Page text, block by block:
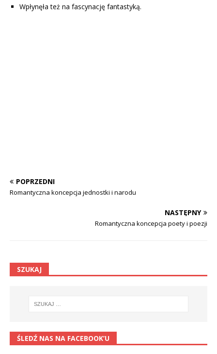
Wpłynęła też na fascynację fantastyką.
POPRZEDNI
Romantyczna koncepcja jednostki i narodu
NASTĘPNY
Romantyczna koncepcja poety i poezji
SZUKAJ
ŚLEDŹ NAS NA FACEBOOK’U